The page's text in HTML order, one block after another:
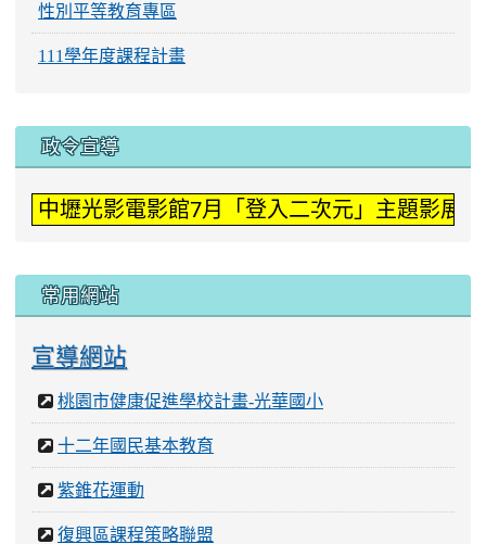
性別平等教育專區
111學年度課程計畫
政令宣導
中壢光影電影館7月「登入二次元」主題影展。
常用網站
宣導網站
桃園市健康促進學校計畫-光華國小
十二年國民基本教育
紫錐花運動
復興區課程策略聯盟